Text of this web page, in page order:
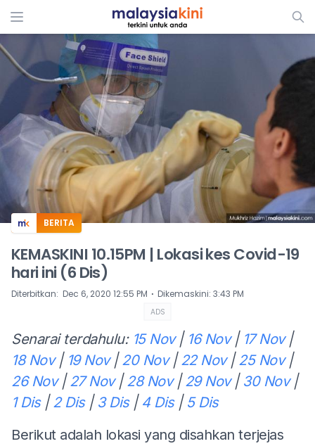
ADS
BERITA
KEMASKINI 10.15PM | Lokasi kes Covid-19
hari ini (6 Dis)
Diterbitkan: Dec 6, 2020 12:55 PM ⋅ Dikemaskini: 3:43 PM
ADS
Senarai terdahulu: 15 Nov| 16 Nov| 17 Nov|
18 Nov| 19 Nov| 20 Nov| 22 Nov| 25 Nov|
26 Nov| 27 Nov| 28 Nov| 29 Nov| 30 Nov|
1 Dis| 2 Dis | 3 Dis| 4 Dis| 5 Dis
Berikut adalah lokasi yang disahkan terjejas